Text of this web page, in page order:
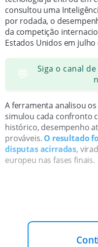
consultou uma
por rodada, o
da competição
Estados Unidos em
💬
Siga o canal
A ferramenta analisou
simulou cada confronto
histórico, desempenho
prováveis. O resultado
disputas acirradas,
europeu nas fases finais.